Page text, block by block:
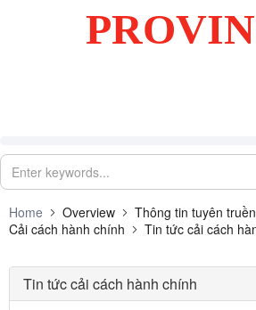
Home Overview
Thông tin tuyên truền
Cải cách hành chính
Tin tức cải cách
Tin tức cải cách hành chính